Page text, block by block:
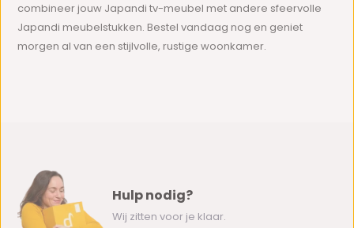
combineer jouw Japandi tv-meubel met andere sfeervolle
Japandi meubelstukken. Bestel vandaag nog en geniet
morgen al van een stijlvolle, rustige woonkamer.
Hulp nodig?
Wij zitten voor je klaar.